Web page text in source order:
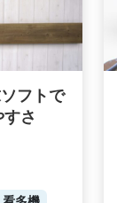
フトで
さ